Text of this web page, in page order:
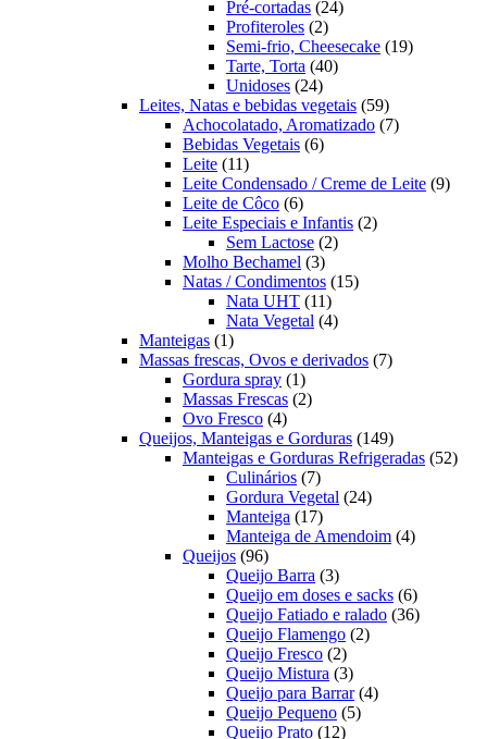
produtos
Pré-cortadas 2424
Profiteroles 22
produtos
Semi-frio, Cheesecake 1919
Tarte, Torta 4040
Unidoses 2424
produtos
Leites, Natas e bebidas vegetais 5959
produtos
Achocolatado, Aromatizado 77
Bebidas Vegetais 66
Leite 1111
produtos
Leite Condensado / Creme de Leite 99
Leite de Côco 66
produtos
Leite Especiais e Infantis 22
Sem Lactose 22
Molho Bechamel 33
produtos
Natas / Condimentos 1515
Nata UHT 1111
produtos
Nata Vegetal 44
Manteigas 11
produto
Massas frescas, Ovos e derivados 77
Gordura spray 11
produto
Massas Frescas 22
Ovo Fresco 44
produtos
Queijos, Manteigas e Gorduras 149149
produtos
Manteigas e Gorduras Refrigeradas 5252
Culinários 77
produtos
Gordura Vegetal 2424
Manteiga 1717
produtos
Manteiga de Amendoim 44
Queijos 9696
produtos
Queijo Barra 33
produtos
Queijo em doses e sacks 66
produtos
Queijo Fatiado e ralado 3636
Queijo Flamengo 22
Queijo Fresco 22
produtos
Queijo Mistura 33
produtos
Queijo para Barrar 44
Queijo Pequeno 55
Queijo Prato 1212